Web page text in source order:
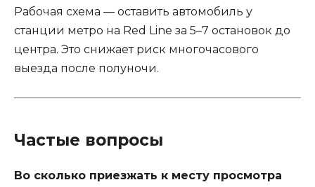
Рабочая схема — оставить автомобиль у
станции метро на Red Line за 5–7 остановок до
центра. Это снижает риск многочасового
выезда после полуночи.
Частые вопросы
Во сколько приезжать к месту просмотра